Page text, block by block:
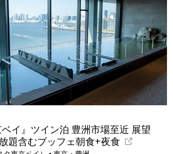
イ』ツイン泊 豊洲市場至近 展望
題含むブッフェ朝食+夜食